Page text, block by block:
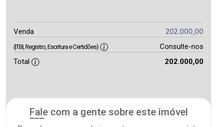
Venda 202.000,00
(ITBI, Registro, Escritura e Certidões)
Consulte-nos
Total
202.000,00
Fale com a gente sobre este imóvel